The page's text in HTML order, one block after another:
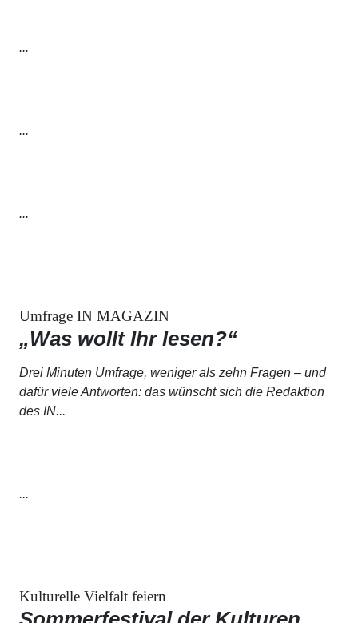
...
...
...
Umfrage IN MAGAZIN
„Was wollt Ihr lesen?“
Drei Minuten Umfrage, weniger als zehn Fragen – und
dafür viele Antworten: das wünscht sich die Redaktion
des IN...
...
Kulturelle Vielfalt feiern